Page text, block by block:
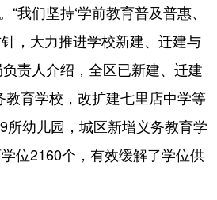
我们坚持‘学前教育普及普惠、
，大力推进学校新建、迁建与
责人介绍，全区已新建、迁建
育学校，改扩建七里店中学等
所幼儿园，城区新增义务教育学
位2160个，有效缓解了学位供